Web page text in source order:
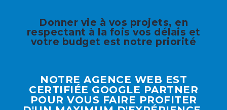
Donner vie à vos projets, en
respectant à la fois vos délais et
votre budget est notre priorité
NOTRE AGENCE WEB EST
CERTIFIÉE GOOGLE PARTNER
POUR VOUS FAIRE PROFITER